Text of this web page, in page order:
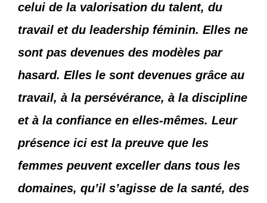
celui de la valorisation du talent, du
travail et du leadership féminin. Elles ne
sont pas devenues des modèles par
hasard. Elles le sont devenues grâce au
travail, à la persévérance, à la discipline
et à la confiance en elles-mêmes. Leur
présence ici est la preuve que les
femmes peuvent exceller dans tous les
domaines, qu’il s’agisse de la santé, des